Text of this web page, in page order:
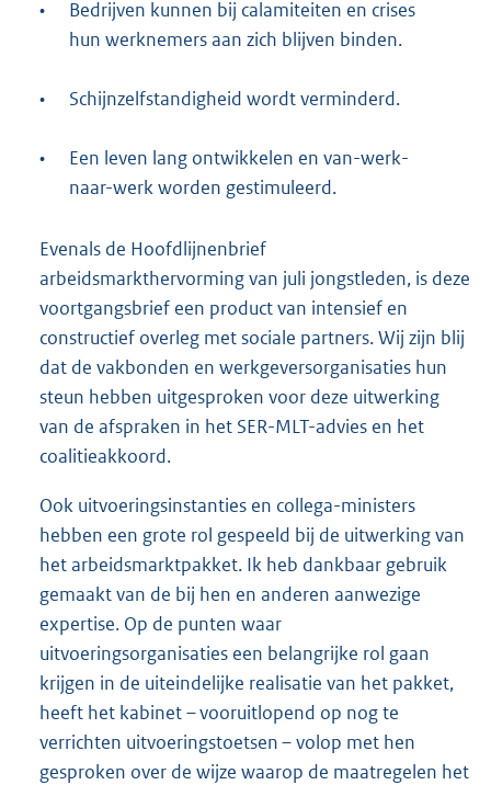
•
Bedrijven kunnen bij calamiteiten en crises
hun werknemers aan zich blijven binden.
• Schijnzelfstandigheid wordt verminderd.
•
Een leven lang ontwikkelen en van-werk-
naar-werk worden gestimuleerd.
Evenals de Hoofdlijnenbrief
arbeidsmarkthervorming van juli jongstleden, is deze
voortgangsbrief een product van intensief en
constructief overleg met sociale partners. Wij zijn blij
dat de vakbonden en werkgeversorganisaties hun
steun hebben uitgesproken voor deze uitwerking
van de afspraken in het SER-MLT-advies en het
coalitieakkoord.
Ook uitvoeringsinstanties en collega-ministers
hebben een grote rol gespeeld bij de uitwerking van
het arbeidsmarktpakket. Ik heb dankbaar gebruik
gemaakt van de bij hen en anderen aanwezige
expertise. Op de punten waar
uitvoeringsorganisaties een belangrijke rol gaan
krijgen in de uiteindelijke realisatie van het pakket,
heeft het kabinet – vooruitlopend op nog te
verrichten uitvoeringstoetsen – volop met hen
gesproken over de wijze waarop de maatregelen het